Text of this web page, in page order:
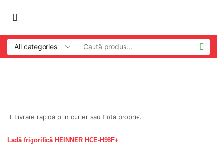
Livrare rapidă prin curier sau flotă proprie.
Ladă frigorifică HEINNER HCE-H98F+